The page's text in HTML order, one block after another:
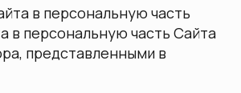
в персональную часть
в персональную часть Сайта
представленными в